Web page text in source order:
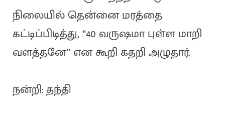
நிலையில் தென்னை மரத்தை
கட்டிப்பிடித்து, “40 வருஷமா புள்ள மாறி
வளத்தனே” என கூறி கதறி அழுதார்.
நன்றி: தந்தி